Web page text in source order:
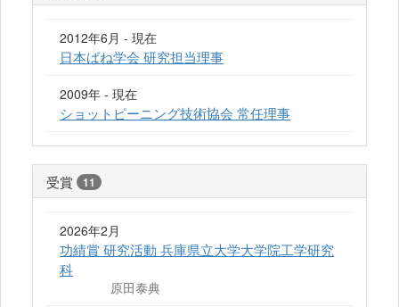
2012年6月 - 現在
日本ばね学会 研究担当理事
2009年 - 現在
ショットピーニング技術協会 常任理事
受賞 11
2026年2月
功績賞 研究活動 兵庫県立大学大学院工学研究
科
原田泰典